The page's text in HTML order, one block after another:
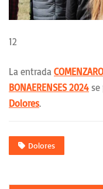
12
La entrada
BONAERENSES 2024 se
Dolores.
Dolores